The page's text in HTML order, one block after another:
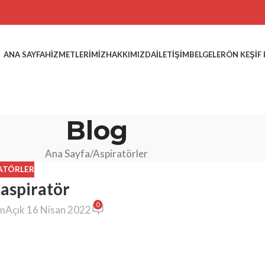
ANA SAYFAHIZMETLERIMIZHAKKIMIZDAİLETIŞIMBELGELERÖN KEŞIF
Blog
Ana Sayfa Aspiratörler
Açık 16 Nisan 2022 0